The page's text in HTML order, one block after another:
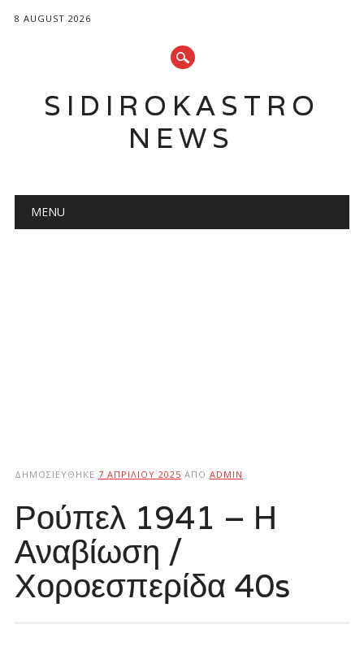
8 AUGUST 2026
SIDIROKASTRO
NEWS
Main menu
MENU
ΔΗΜΟΣΙΕΎΘΗΚΕ 7 ΑΠΡΙΛΊΟΥ 2025 ΑΠΌ ADMIN
Ρούπελ 1941 – Η
Αναβίωση /
Χοροεσπερίδα 40s